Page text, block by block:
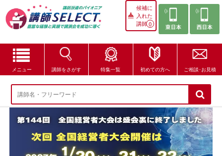
候補に
入れた
講師0
メニュー 講師をさがす 特集一覧 初めての方へ ご相談･お見積
講師をさがす
特集一覧
講師セレクトが選ばれる理由